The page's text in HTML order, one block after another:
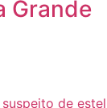
Grande